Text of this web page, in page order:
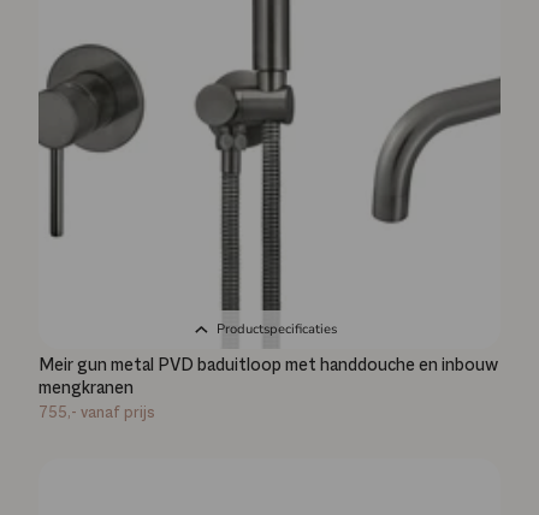
Productspecificaties
Meir gun metal PVD baduitloop met handdouche en inbouw
mengkranen
755,- vanaf prijs